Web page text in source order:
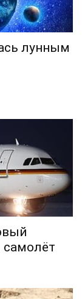
лунным
самолёт